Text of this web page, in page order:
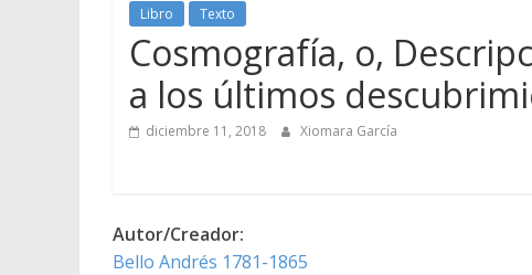
Libro Texto
Cosmografía, o,
a los últimos
diciembre 11, 2018 Xiomara García
Autor/Creador:
Bello Andrés 1781-1865